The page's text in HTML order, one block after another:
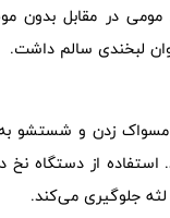
مومی در مقابل بدون
لبخندی سالم داشت.
زدن و شستشو به
از دستگاه نخ
لثه جلوگیری می‌کند.